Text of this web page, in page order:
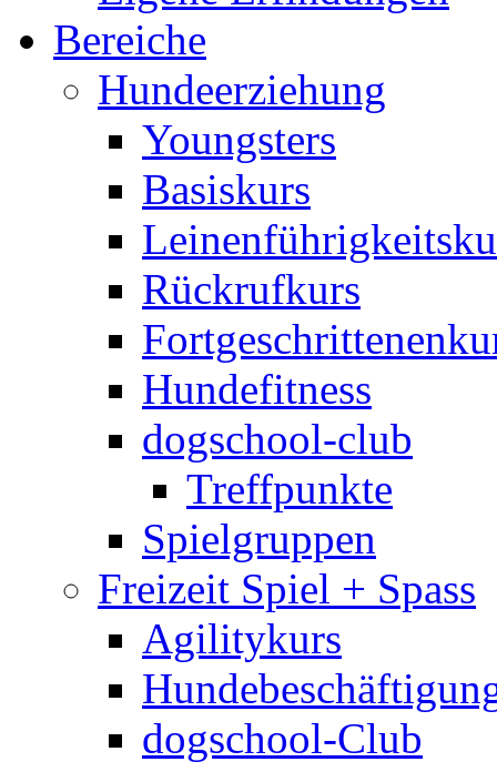
Bereiche
Hundeerziehung
Youngsters
Basiskurs
Rückrufkurs
Hundefitness
dogschool-club
Treffpunkte
Spielgruppen
Freizeit Spiel + Spass
Agilitykurs
dogschool-Club